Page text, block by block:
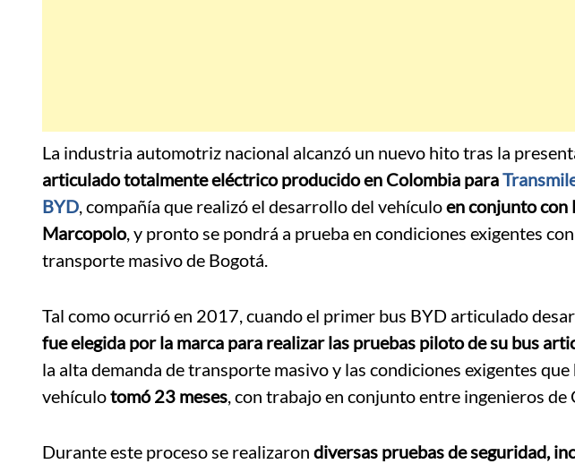
La industria automotriz nacional alcanzó un nuevo hito tras la
articulado totalmente eléctrico producido en Colombia para
BYD, compañía que realizó el desarrollo del vehículoen conjunto con
Marcopolo, y pronto se pondrá a prueba en condiciones exigentes
transporte masivo de Bogotá.
Tal como ocurrió en 2017, cuando el primer bus BYD articulado
fue elegida por la marca para realizar las pruebas piloto de su bus
la alta demanda de transporte masivo y las condiciones exigentes
vehículotomó 23 meses, con trabajo en conjunto entre ingenieros de
Durante este proceso se realizaron diversas pruebas de seguridad,